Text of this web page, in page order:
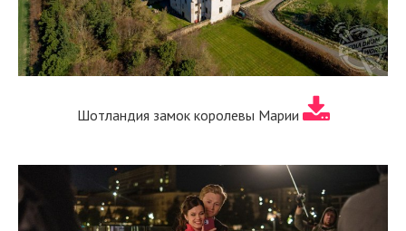
Шотландия замок королевы Марии